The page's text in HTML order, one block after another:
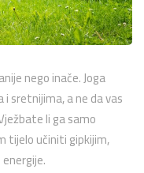
nego inače. Joga
sretnijima, a ne da vas
li ga samo
tijelo učiniti gipkijim,